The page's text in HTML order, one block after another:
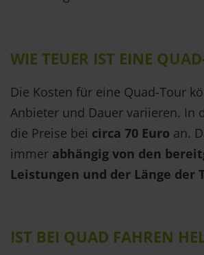
WIE TEUER IST EINE
Die Kosten für eine Quad-Tour
Anbieter und Dauer variieren. In
die Preise bei circa 70 Euro an.
immer abhängig von den
Leistungen und der Länge der
IST BEI QUAD FAHREN